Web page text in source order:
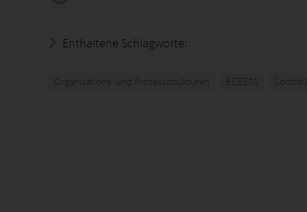
Enthaltene Schlagworte:
Organisations- und Prozessstrukturen BEBE01